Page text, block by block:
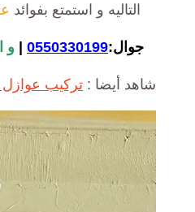
التاليه و استمتع بفوائد
جوال:0550330199
| و
شاهد أيضا : تركيب